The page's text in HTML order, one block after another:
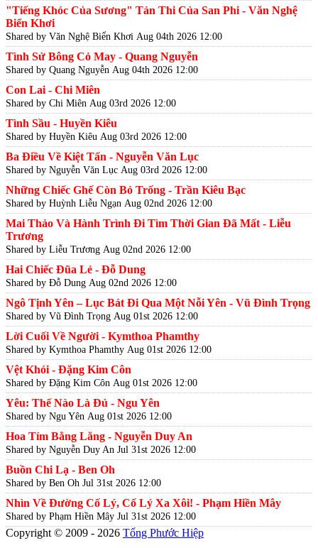
"Tiếng Khóc Của Sương" Tản Thi Của San Phi - Văn Nghệ
Biển Khơi
Shared by Văn Nghệ Biển Khơi Aug 04th 2026 12:00
Tình Sử Bông Cỏ May - Quang Nguyễn
Shared by Quang Nguyễn Aug 04th 2026 12:00
Con Lai - Chi Miên
Shared by Chi Miên Aug 03rd 2026 12:00
Tình Sầu - Huyền Kiêu
Shared by Huyền Kiêu Aug 03rd 2026 12:00
Ba Điều Về Kiệt Tấn - Nguyễn Văn Lục
Shared by Nguyễn Văn Lục Aug 03rd 2026 12:00
Những Chiếc Ghế Còn Bỏ Trống - Trần Kiêu Bạc
Shared by Huỳnh Liễu Ngạn Aug 02nd 2026 12:00
Mai Thảo Và Hành Trình Đi Tìm Thời Gian Đã Mất - Liễu
Trương
Shared by Liễu Trương Aug 02nd 2026 12:00
Hai Chiếc Đũa Lẻ - Đỗ Dung
Shared by Đỗ Dung Aug 02nd 2026 12:00
Ngô Tịnh Yên – Lục Bát Đi Qua Một Nỗi Yên - Vũ Đình Trọng
Shared by Vũ Đình Trọng Aug 01st 2026 12:00
Lời Cuối Về Người - Kymthoa Phamthy
Shared by Kymthoa Phamthy Aug 01st 2026 12:00
Vệt Khói - Đặng Kim Côn
Shared by Đặng Kim Côn Aug 01st 2026 12:00
Yêu: Thế Nào Là Đủ - Ngu Yên
Shared by Ngu Yên Aug 01st 2026 12:00
Hoa Tím Bằng Lăng - Nguyễn Duy An
Shared by Nguyễn Duy An Jul 31st 2026 12:00
Buồn Chi Lạ - Ben Oh
Shared by Ben Oh Jul 31st 2026 12:00
Nhìn Về Đường Cố Lý, Cố Lý Xa Xôi! - Phạm Hiền Mây
Shared by Phạm Hiền Mây Jul 31st 2026 12:00
Copyright © 2009 - 2026 Tống Phước Hiệp